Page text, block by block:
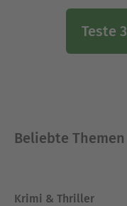
Teste
Beliebte Themen
Krimi & Thriller